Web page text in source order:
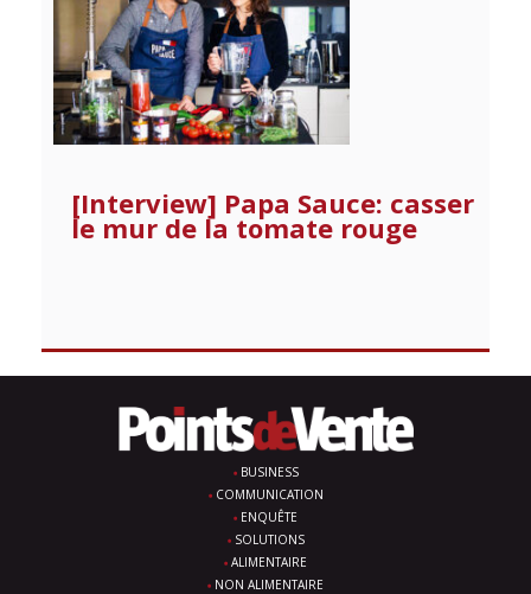
[Interview] Papa Sauce: casser
le mur de la tomate rouge
BUSINESS
COMMUNICATION
ENQUÊTE
SOLUTIONS
ALIMENTAIRE
NON ALIMENTAIRE